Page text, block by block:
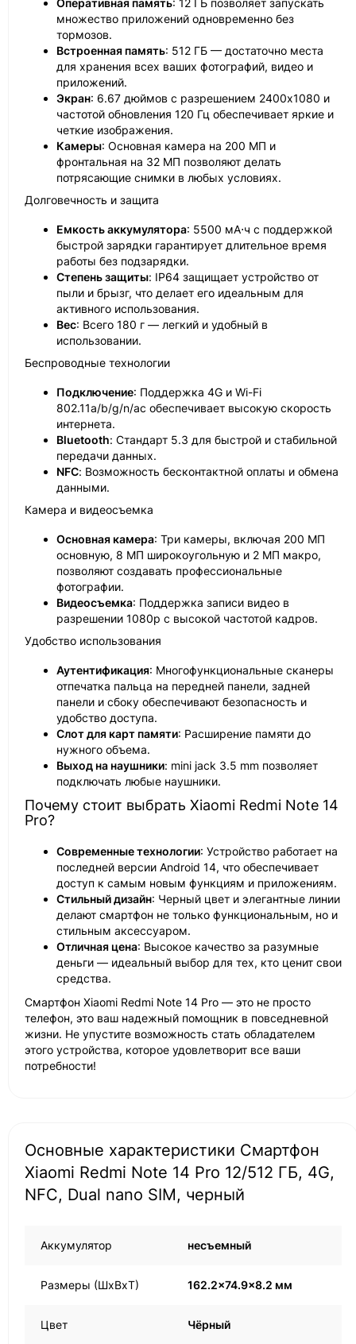
Оперативная память: 12 ГБ позволяет запускать
множество приложений одновременно без
тормозов.
Встроенная память: 512 ГБ — достаточно места
для хранения всех ваших фотографий, видео и
приложений.
Экран: 6.67 дюймов с разрешением 2400x1080 и
частотой обновления 120 Гц обеспечивает яркие и
четкие изображения.
Камеры: Основная камера на 200 МП и
фронтальная на 32 МП позволяют делать
потрясающие снимки в любых условиях.
Долговечность и защита
Емкость аккумулятора: 5500 мА⋅ч с поддержкой
быстрой зарядки гарантирует длительное время
работы без подзарядки.
Степень защиты: IP64 защищает устройство от
пыли и брызг, что делает его идеальным для
активного использования.
Вес: Всего 180 г — легкий и удобный в
использовании.
Беспроводные технологии
Подключение: Поддержка 4G и Wi-Fi
802.11a/b/g/n/ac обеспечивает высокую скорость
интернета.
Bluetooth: Стандарт 5.3 для быстрой и стабильной
передачи данных.
NFC: Возможность бесконтактной оплаты и обмена
данными.
Камера и видеосъемка
Основная камера: Три камеры, включая 200 МП
основную, 8 МП широкоугольную и 2 МП макро,
позволяют создавать профессиональные
фотографии.
Видеосъемка: Поддержка записи видео в
разрешении 1080p с высокой частотой кадров.
Удобство использования
Аутентификация: Многофункциональные сканеры
отпечатка пальца на передней панели, задней
панели и сбоку обеспечивают безопасность и
удобство доступа.
Слот для карт памяти: Расширение памяти до
нужного объема.
Выход на наушники: mini jack 3.5 mm позволяет
подключать любые наушники.
Почему стоит выбрать Xiaomi Redmi Note 14
Pro?
Современные технологии: Устройство работает на
последней версии Android 14, что обеспечивает
доступ к самым новым функциям и приложениям.
Стильный дизайн: Черный цвет и элегантные линии
делают смартфон не только функциональным, но и
стильным аксессуаром.
Отличная цена: Высокое качество за разумные
деньги — идеальный выбор для тех, кто ценит свои
средства.
Смартфон Xiaomi Redmi Note 14 Pro — это не просто
телефон, это ваш надежный помощник в повседневной
жизни. Не упустите возможность стать обладателем
этого устройства, которое удовлетворит все ваши
потребности!
Основные характеристики Смартфон
Xiaomi Redmi Note 14 Pro 12/512 ГБ, 4G,
NFC, Dual nano SIM, черный
Аккумулятор несъемный
Размеры (ШxВxТ) 162.2x74.9x8.2 мм
Цвет Чёрный